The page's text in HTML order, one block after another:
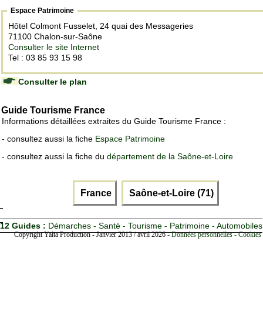
Espace Patrimoine
Hôtel Colmont Fusselet, 24 quai des Messageries
71100 Chalon-sur-Saône
Consulter le site Internet
Tel : 03 85 93 15 98
Consulter le plan
Guide Tourisme France
Informations détaillées extraites du Guide Tourisme France :
- consultez aussi la fiche Espace Patrimoine
- consultez aussi la fiche du département de la Saône-et-Loire
France Saône-et-Loire (71)
12 Guides : Démarches - Santé - Tourisme - Patrimoine - Automobiles
Copyright Yalta Production - Janvier 2013 / avril 2026 -Données personnelles -